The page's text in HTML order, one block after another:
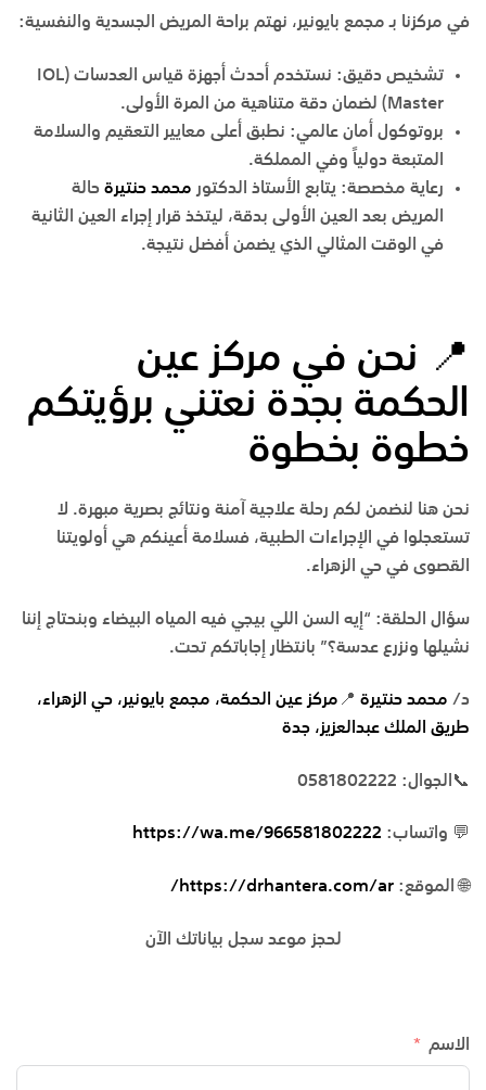
في مركزنا بـ مجمع بايونير، نهتم براحة المريض الجسدية والنفسية:
تشخيص دقيق:
نستخدم أحدث أجهزة قياس العدسات (IOL
Master) لضمان دقة متناهية من المرة الأولى.
بروتوكول أمان عالمي: نطبق أعلى معايير التعقيم والسلامة
المتبعة دولياً وفي المملكة.
رعاية مخصصة: يتابع الأستاذ الدكتور محمد حنتيرة حالة
المريض بعد العين الأولى بدقة، ليتخذ قرار إجراء العين الثانية
في الوقت المثالي الذي يضمن أفضل نتيجة.
📍 نحن في مركز عين
الحكمة بجدة نعتني برؤيتكم
خطوة بخطوة
نحن هنا لنضمن لكم رحلة علاجية آمنة ونتائج بصرية مبهرة. لا
تستعجلوا في الإجراءات الطبية، فسلامة أعينكم هي أولويتنا
القصوى في حي الزهراء.
سؤال الحلقة: “إيه السن اللي بيجي فيه المياه البيضاء وبنحتاج إننا
نشيلها ونزرع عدسة؟” بانتظار إجاباتكم تحت.
د/ محمد حنتيرة 📍 مركز عين الحكمة، مجمع بايونير، حي الزهراء،
طريق الملك عبدالعزيز، جدة
📞الجوال: 0581802222
💬 واتساب: https://wa.me/966581802222
🌐 الموقع: https://drhantera.com/ar/
لحجز موعد سجل بياناتك الآن
الاسم